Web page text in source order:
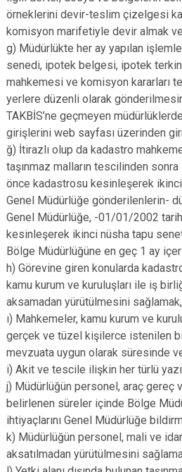
örneklerini devir-teslim çizelgesi
komisyon marifetiyle devir almak
g) Müdürlükte her ay yapılan
senedi, ipotek belgesi, ipotek
mahkemesi ve komisyon kararları
yerlere düzenli olarak
TAKBİS’ne geçmeyen
girişlerini web sayfası üzerinden
ğ) İtirazlı olup da kadastro
taşınmaz malların tescilinden
önce kadastrosu kesinleşerek
Genel Müdürlüğe gönderilenlerin-
Genel Müdürlüğe, -01/01/2002
kesinleşerek ikinci nüsha tapu
Bölge Müdürlüğüne en geç 1 ay
h) Görevine giren konularda
kamu kurum ve kuruluşları ile iş
aksamadan yürütülmesini sağlamak,
ı) Mahkemeler, kamu kurum ve
gerçek ve tüzel kişilerce istenilen
mevzuata uygun olarak süresinde
i) Akit ve tescile ilişkin her türlü
j) Müdürlüğün personel, araç gereç
belirlenen süreler içinde Bölge
ihtiyaçlarını Genel Müdürlüğe
k) Müdürlüğün personel, mali ve
aksatılmadan yürütülmesini